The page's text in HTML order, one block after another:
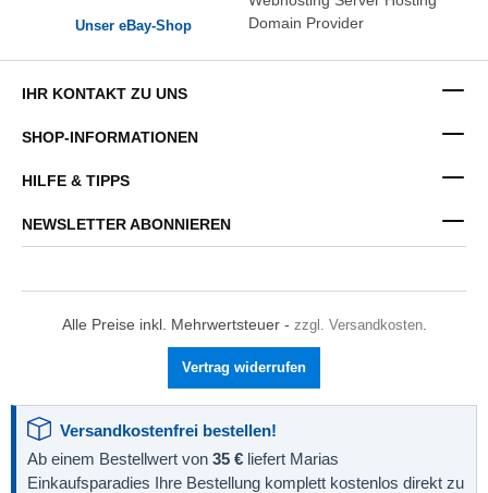
Unser eBay-Shop
IHR KONTAKT ZU UNS
SHOP-INFORMATIONEN
HILFE & TIPPS
NEWSLETTER ABONNIEREN
Alle Preise inkl. Mehrwertsteuer - zzgl. Versandkosten.
Vertrag widerrufen
Versandkostenfrei bestellen!
Ab einem Bestellwert von 35 € liefert Marias
Einkaufsparadies Ihre Bestellung komplett kostenlos direkt zu